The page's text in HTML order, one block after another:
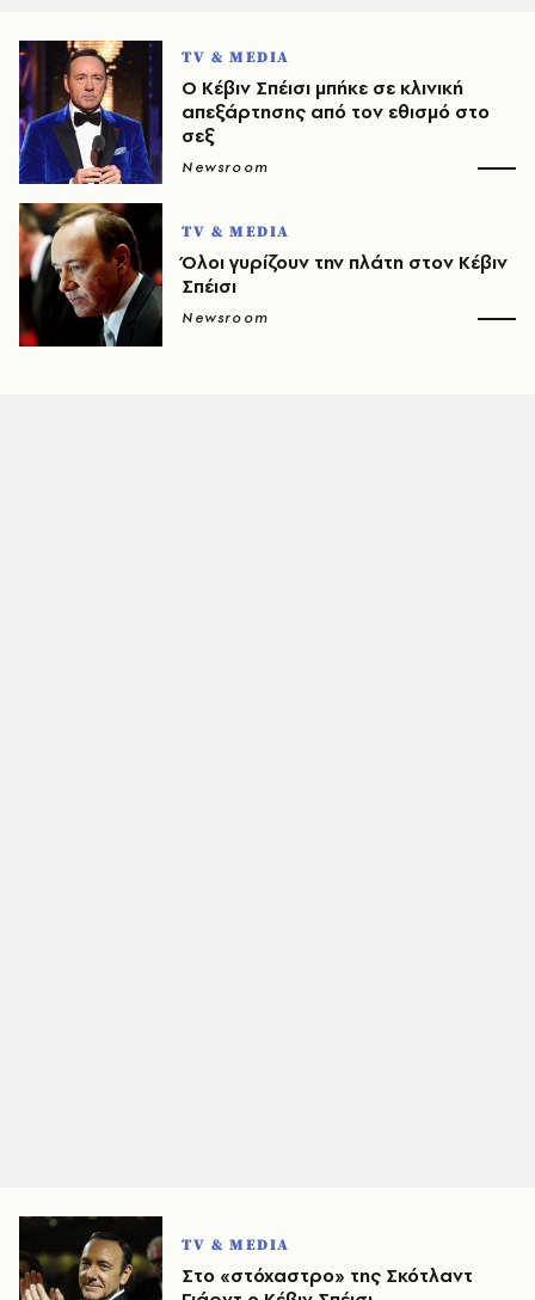
TV & MEDIA
O Κέβιν Σπέισι μπήκε σε κλινική
απεξάρτησης από τον εθισμό στο
σεξ
Newsroom
TV & MEDIA
Όλοι γυρίζουν την πλάτη στον Κέβιν
Σπέισι
Newsroom
TV & MEDIA
Στο «στόχαστρο» της Σκότλαντ